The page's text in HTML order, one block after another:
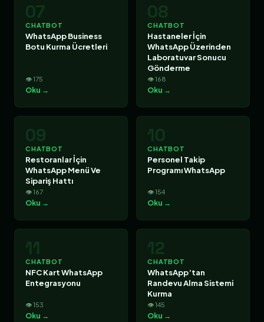
07
CHATBOT
WhatsApp Business
Botu Kurma Ücretleri
👁 175
Oku →
08
CHATBOT
Hastaneler İçin
WhatsApp Üzerinden
Laboratuvar Sonucu
Gönderme
👁 168
Oku →
09
CHATBOT
Restoranlar İçin
WhatsApp Menü Ve
Sipariş Hattı
👁 167
Oku →
10
CHATBOT
Personel Takip
Programı WhatsApp
👁 154
Oku →
11
CHATBOT
NFC Kart WhatsApp
Entegrasyonu
👁 153
Oku →
12
CHATBOT
WhatsApp’tan
Randevu Alma Sistemi
Kurma
👁 145
Oku →